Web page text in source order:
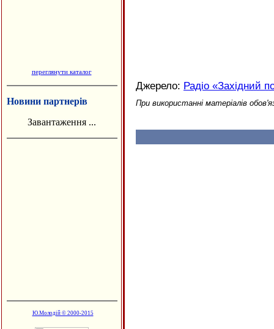
переглянути каталог
Новини партнерів
Завантаження ...
Ю.Молодій © 2000-2015
Джерело: Радіо «Західний
При використанні матеріалів